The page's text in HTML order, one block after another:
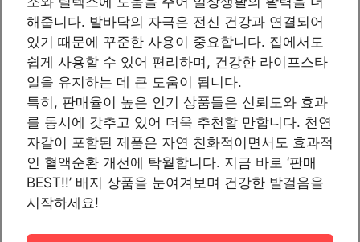
해줍니다. 발바닥의 자극은 전신 건강과 연결되어
있기 때문에 꾸준한 사용이 중요합니다. 집에서도
쉽게 사용할 수 있어 편리하며, 건강한 라이프스타
일을 유지하는 데 큰 도움이 됩니다.
특히, 판매율이 높은 인기 상품들은 신뢰도와 효과
를 동시에 갖추고 있어 더욱 추천할 만합니다. 천연
자갈이 포함된 제품은 자연 친화적이면서도 효과적
인 혈액순환 개선에 탁월합니다. 지금 바로 ‘판매
BEST!!’ 배지 상품을 눈여겨보며 건강한 발걸음을
시작하세요!